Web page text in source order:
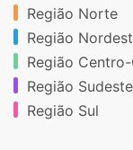
Região Norte
Região
Região
Região Sudeste
Região Sul